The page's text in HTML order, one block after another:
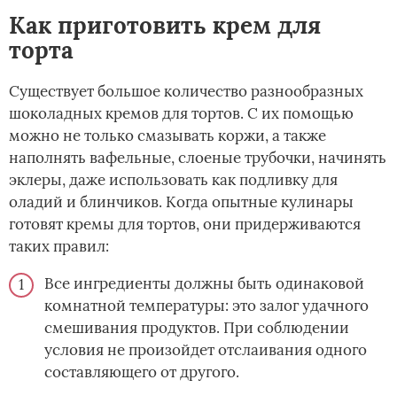
Как приготовить крем для
торта
Существует большое количество разнообразных
шоколадных кремов для тортов. С их помощью
можно не только смазывать коржи, а также
наполнять вафельные, слоеные трубочки, начинять
эклеры, даже использовать как подливку для
оладий и блинчиков. Когда опытные кулинары
готовят кремы для тортов, они придерживаются
таких правил:
Все ингредиенты должны быть одинаковой
комнатной температуры: это залог удачного
смешивания продуктов. При соблюдении
условия не произойдет отслаивания одного
составляющего от другого.